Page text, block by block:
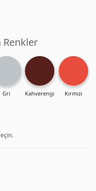
Renkler
Gri Kahverengi Kırmızı